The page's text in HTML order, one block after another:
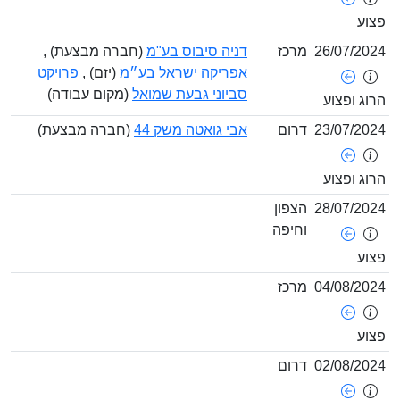
26/07/
ופצוע
מרכז דניה סיבוס בע"מ(חברה מבצעת) ,
אפריקה ישראל בע״מ(יזם) , פרויקט
סביוני גבעת שמואל (מקום עבודה)
23/07/
ופצוע
דרום אבי גואטה משק 44 (חברה מבצעת)
28/07/ הצפון
וחיפה
04/08/ מרכז
02/08/ דרום